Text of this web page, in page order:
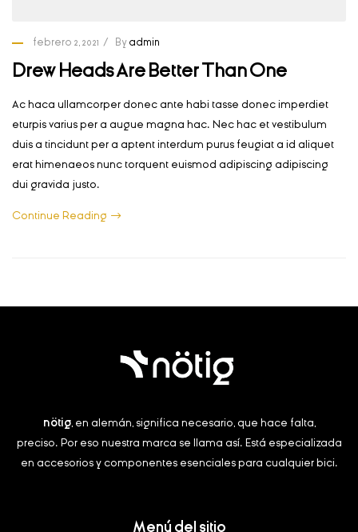
febrero 2, 2021 By admin
Drew Heads Are Better Than One
Ac haca ullamcorper donec ante habi tasse donec imperdiet
eturpis varius per a augue magna hac. Nec hac et vestibulum
duis a tincidunt per a aptent interdum purus feugiat a id aliquet
erat himenaeos nunc torquent euismod adipiscing adipiscing
dui gravida justo.
Continue Reading
nötig, en alemán, significa necesario, que hace falta,
preciso. Por eso nuestra marca se llama así. Está especializada
en accesorios y componentes esenciales para cualquier bici.
Menú del sitio